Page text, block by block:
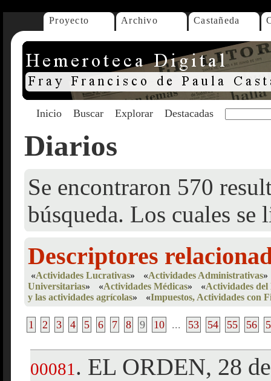
Proyecto Archivo Castañeda
Inicio Buscar Explorar Destacadas
Diarios
Se encontraron 570
búsqueda. Los cuales se
Descriptores
«Actividades Lucrativas» «Actividades Administrativas»
Universitarias» «Actividades Médicas» «Actividades
y las actividades agrícolas» «Impuestos, Actividades con
1 2 3 4 5 6 7 8 9 10 ... 53 54 55 56
00081 . EL ORDEN, 28